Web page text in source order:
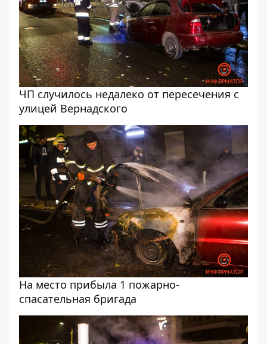
ЧП случилось недалеко от пересечения с
улицей Вернадского
На место прибыла 1 пожарно-
спасательная бригада